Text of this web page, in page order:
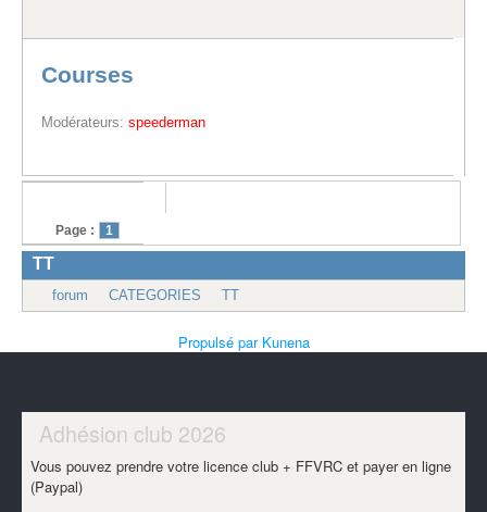
Courses
Modérateurs: speederman
Page : 1
TT
forum CATEGORIES TT
Propulsé par Kunena
Adhésion club 2026
Vous pouvez prendre votre licence club + FFVRC et payer en ligne
(Paypal)